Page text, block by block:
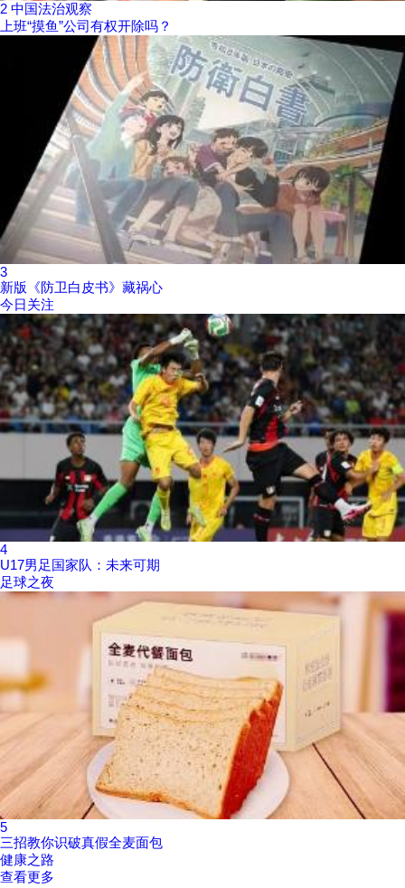
2 中国法治观察
上班“摸鱼”公司有权开除吗？
3
新版《防卫白皮书》藏祸心
今日关注
4
U17男足国家队：未来可期
足球之夜
5
三招教你识破真假全麦面包
健康之路
查看更多